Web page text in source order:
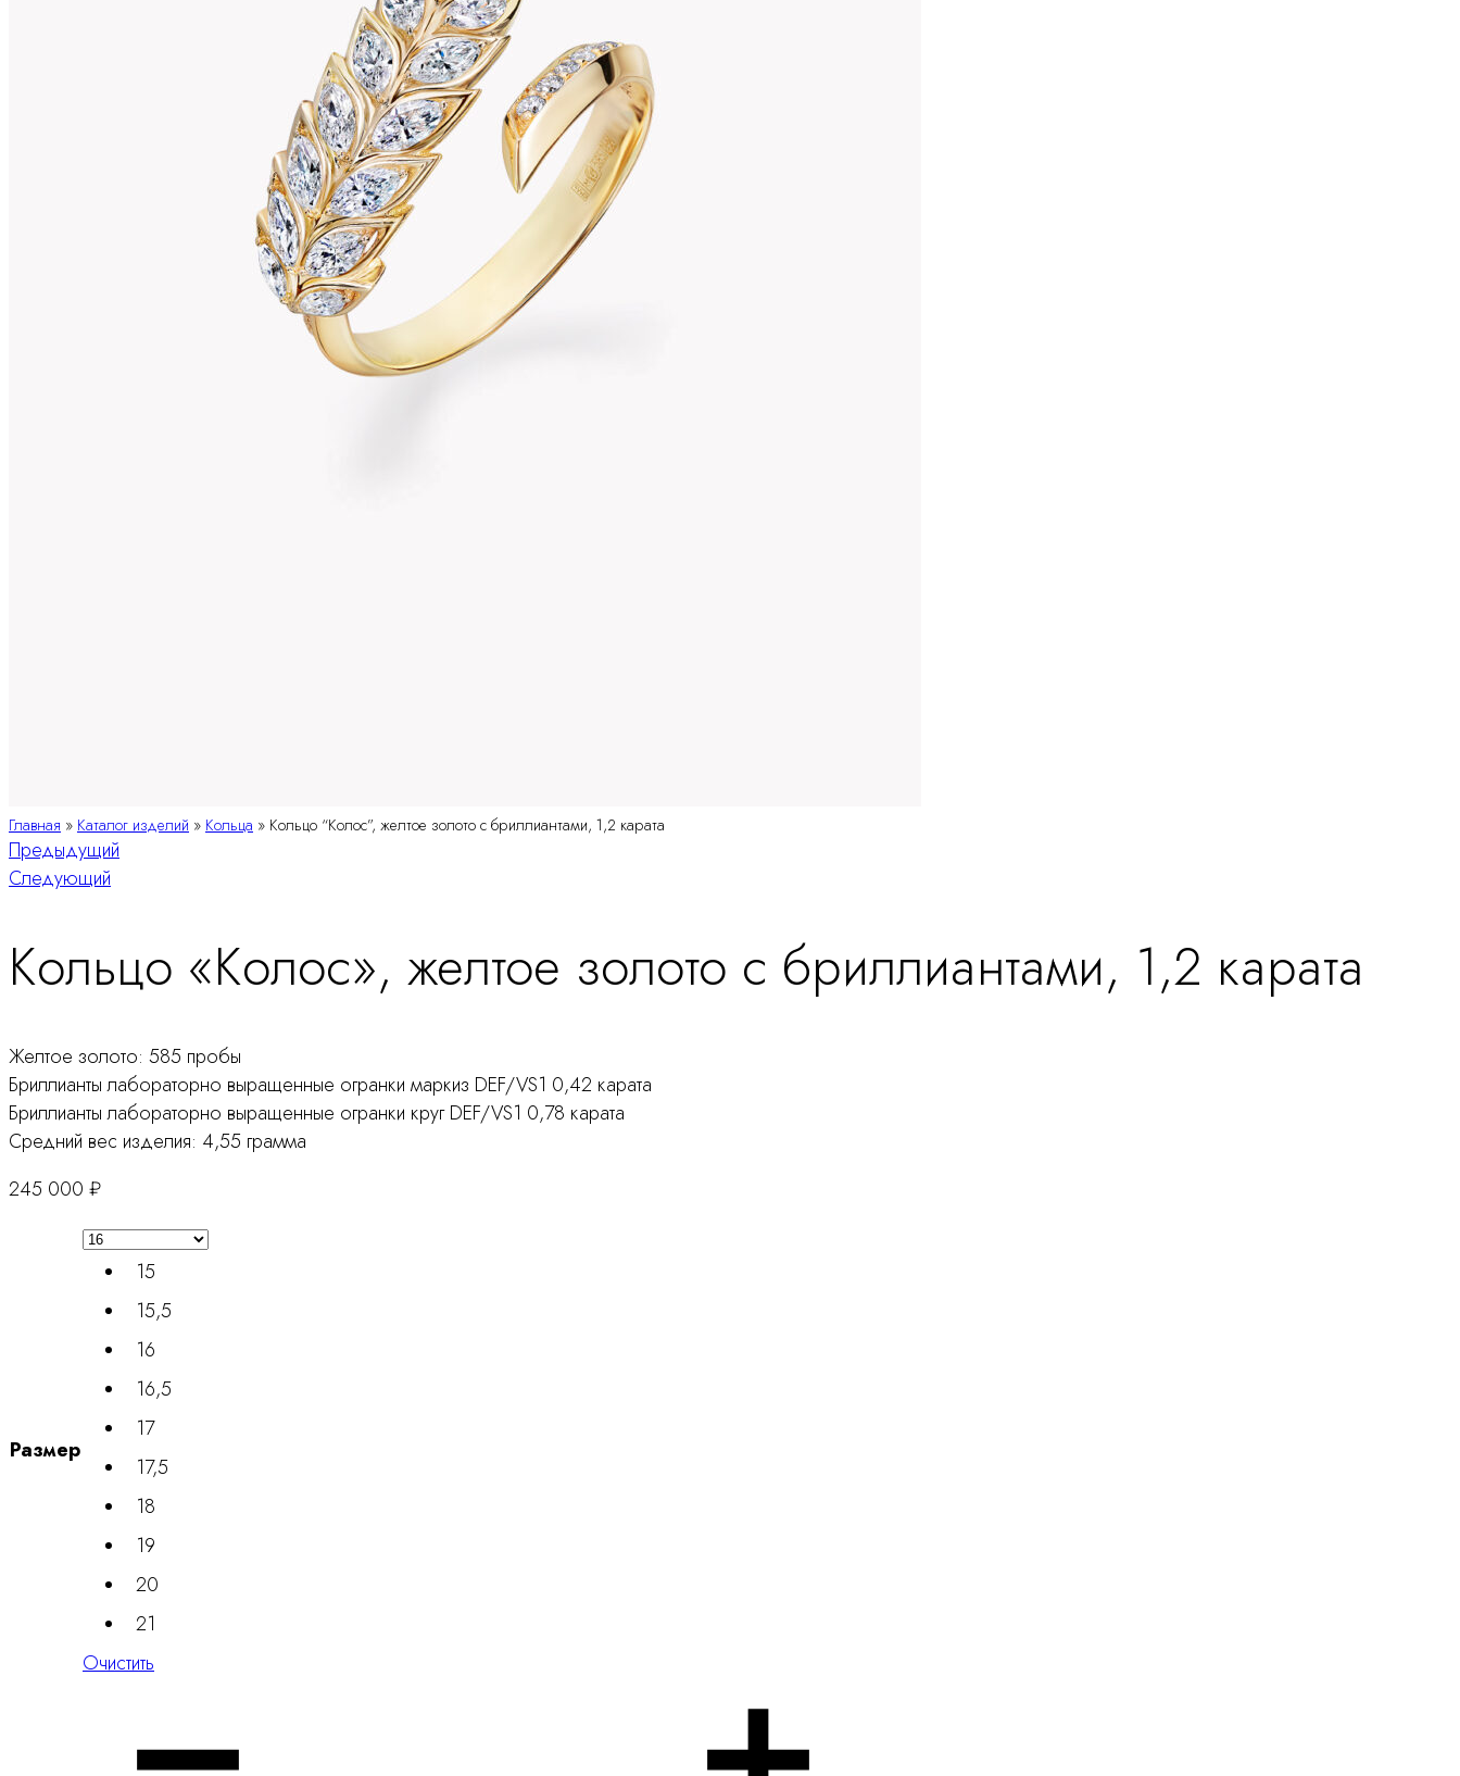
Главная » Каталог изделий » Кольца » Кольцо “Колос”, желтое золото с бриллиантами, 1,2 карата
Навигация
продукту
Предыдущий
Следующий
Кольцо «Колос», желтое золото с бриллиантами, 1,2 карата
Желтое золото: 585 пробы
Бриллианты лабораторно выращенные огранки маркиз DEF/VS1 0,42 карата
Бриллианты лабораторно выращенные огранки круг DEF/VS1 0,78 карата
Средний вес изделия: 4,55 грамма
245 000 ₽
Размер
15
15,5
16
16,5
17
17,5
18
19
20
21
Очистить